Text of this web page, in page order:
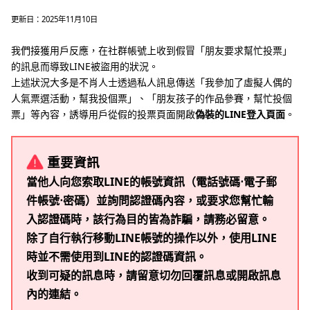
更新日：2025年11月10日
我們接獲用戶反應，在社群帳號上收到假冒「朋友要求幫忙投票」
的訊息而導致LINE被盜用的狀況。
上述狀況大多是不肖人士透過私人訊息傳送「我參加了虛擬人偶的
人氣票選活動，幫我投個票」、「朋友孩子的作品參賽，幫忙投個
票」等內容，誘導用戶從假的投票頁面開啟偽裝的LINE登入頁面 。
重要資訊
當他人向您索取LINE的帳號資訊（電話號碼⋅電子郵
件帳號⋅密碼）並詢問認證碼內容，或要求您幫忙輸
入認證碼時，該行為目的皆為詐騙，請務必留意。
除了自行執行移動LINE帳號的操作以外，使用LINE
時並不需使用到LINE的認證碼資訊。
收到可疑的訊息時，請留意切勿回覆訊息或開啟訊息
內的連結。